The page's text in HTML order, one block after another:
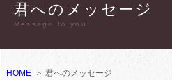
君へのメッセージ
Message to you
HOME 君へのメッセージ